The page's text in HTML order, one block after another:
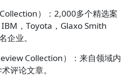
）：2,000多个精选案
，Toyota，Glaxo Smith
企业。
Collection）：来自领域内
评论文章。